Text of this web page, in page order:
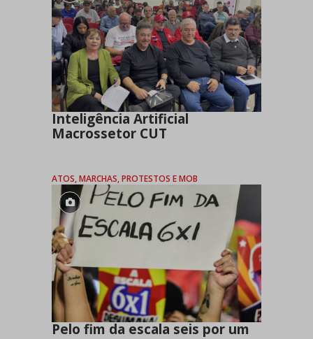
Inteligência Artificial
Macrossetor CUT
ATOS, MARCHAS, PROTESTOS E MOB
Pelo fim da escala seis por um